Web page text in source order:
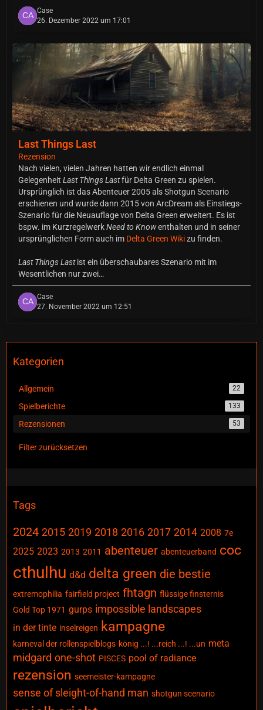
Case
26. Dezember 2022 um 17:01
Last Things Last
Rezension
Nach vielen, vielen Jahren hatten wir endlich einmal
Gelegenheit Last Things Lastfür Delta Green zu spielen.
Ursprünglich ist das Abenteuer 2005 als Shotgun Scenario
erschienen und wurde dann 2015 von ArcDream als Einstiegs-
Szenario für die Neuauflage von Delta Green erweitert. Es ist
bspw. im KurzregelwerkNeed to Knowenthalten und in seiner
ursprünglichen Form auch im Delta Green Wikizu finden.
Last Things Lastist ein überschaubares Szenario mit im
Wesentlichen nur zwei…
Case
27. November 2022 um 12:51
Kategorien
Allgemein 22
Spielberichte 133
Rezensionen 53
Filter zurücksetzen
Tags
2024 2015 2019 2018 2016 2017 2014 2008 7e
2025 2023 2013 2011 abenteuer abenteuerband coc
cthulhu d&d delta green die bestie
extremophilia fairfield project fhtagn flüssige finsternis
Gold Top 1971 gurps impossible landscapes
in der tinte inselreigen kampagne
karneval der rollenspielblogs könig ...! ...reich ...! ...un meta
midgard one-shot PISCES pool of radiance
rezension seemeister-kampagne
sense of sleight-of-hand man shotgun scenario